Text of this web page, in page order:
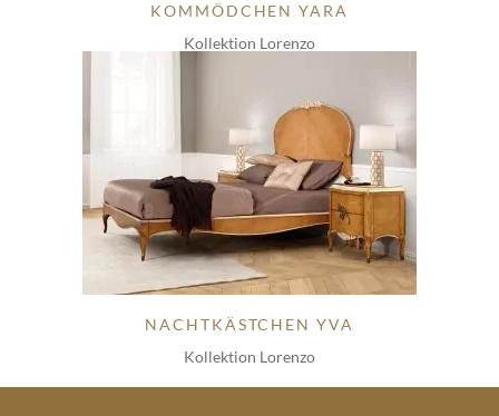
KOMMÖDCHEN YARA
Kollektion Lorenzo
NACHTKÄSTCHEN YVA
Kollektion Lorenzo